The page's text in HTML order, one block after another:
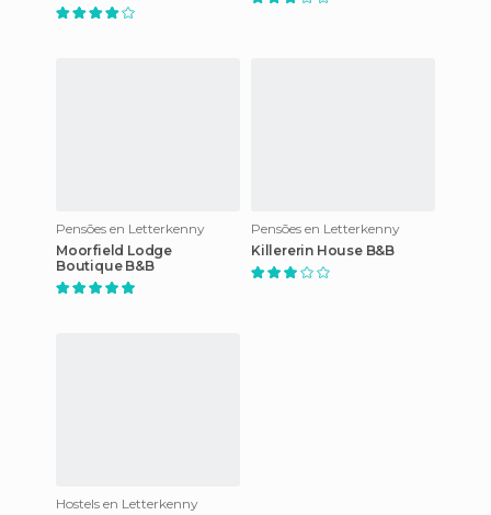
Pensões en Letterkenny
Moorfield Lodge
Boutique B&B
Pensões en Letterkenny
Killererin House B&B
Hostels en Letterkenny